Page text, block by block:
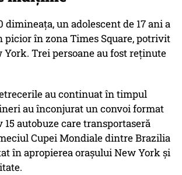
dimineața, un adolescent de 17 ani a
picior în zona Times Square, potrivit
Trei persoane au fost reținute
au continuat în timpul
au înconjurat un convoi format
autobuze care transportaseră
Cupei Mondiale dintre Brazilia
în apropierea orașului New York și